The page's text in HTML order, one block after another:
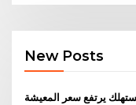
New Posts
يرتفع سعر المعيشة